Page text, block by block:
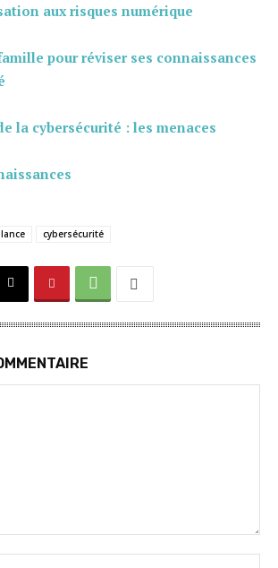
aux risques numérique
pour réviser ses connaissances
la cybersécurité : les menaces
cybersécurité